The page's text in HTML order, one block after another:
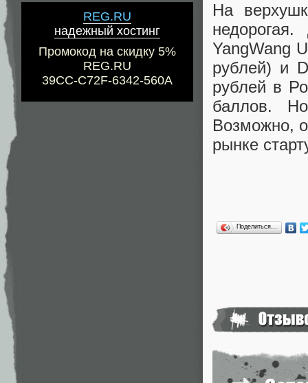
REG.RU
надежный хостинг
Промокод на скидку 5%
REG.RU
39CC-C72F-6342-560A
На
YangWang
рублей) и
рублей в
баллов.
Возможно,
рынке
Поделиться…